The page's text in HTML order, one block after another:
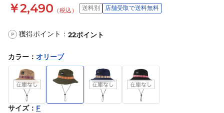
￥2,490 （税込） 送料別 店舗受取で送料無料
P 獲得ポイント： 22ポイント
カラー ： オリーブ
サイズ： F